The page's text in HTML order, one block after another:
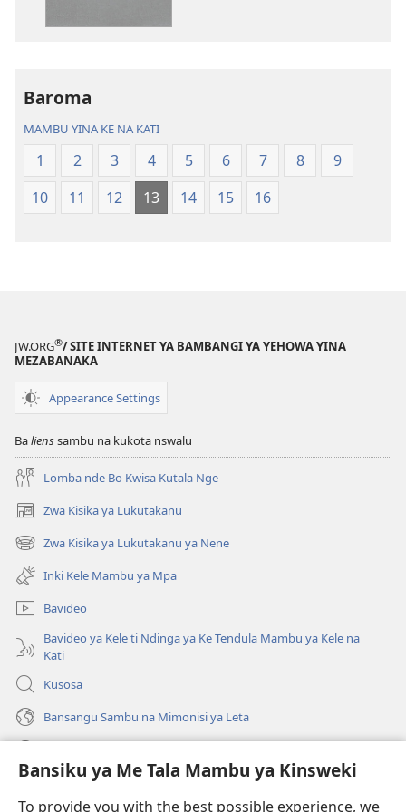
Bansiku ya Me Tala Mambu ya Kinsweki
To provide you with the best possible experience, we
Mbalula
Nsi-
Mbalula
Baroma
MAMBU YINA KE NA KATI
1 2 3 4 5 6 7 8
9
10
11 12 13 14 15 16
JW.ORG®/ SITE INTERNET YA BAMBANGI YA YEHOWA YINA
MEZABANAKA
Appearance Settings
Balienssambu na kukota nswalu
Lomba nde Bo Kwisa Kutala Nge
Zwa Kisika ya Lukutakanu
(ke
kangula
lutiti
ya
mpa)
Zwa Kisika ya Lukutakanu ya Nene
(ke
kangula
lutiti
ya
mpa)
Inki Kele Mambu ya Mpa
Bavideo
Bavideo ya Kele ti Ndinga ya Ke Tendula Mambu ya Kele na
Kati
Kusosa
Bansangu Sambu na Mimonisi ya Leta
(ke